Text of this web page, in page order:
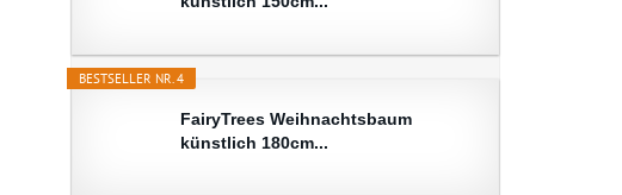
BESTSELLER NR. 4
FairyTrees Weihnachtsbaum
künstlich 180cm...